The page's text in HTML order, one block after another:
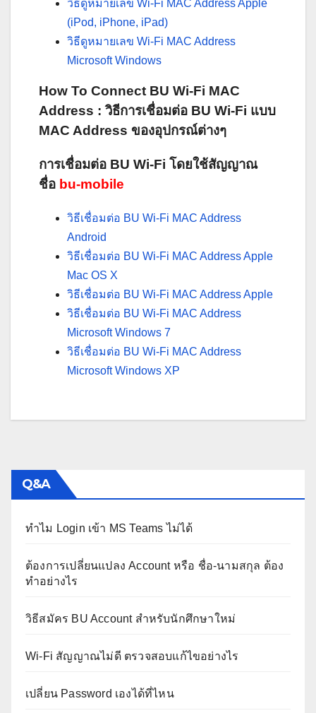
วิธีดูหมายเลข Wi-Fi MAC Address Apple
(iPod, iPhone, iPad)
วิธีดูหมายเลข Wi-Fi MAC Address
Microsoft Windows
How To Connect BU Wi-Fi MAC
Address : วิธีการเชื่อมต่อ BU Wi-Fi แบบ
MAC Address ของอุปกรณ์ต่างๆ
การเชื่อมต่อ BU Wi-Fi โดยใช้สัญญาณ
ชื่อ bu-mobile
วิธีเชื่อมต่อ BU Wi-Fi MAC Address
Android
วิธีเชื่อมต่อ BU Wi-Fi MAC Address Apple
Mac OS X
วิธีเชื่อมต่อ BU Wi-Fi MAC Address Apple
วิธีเชื่อมต่อ BU Wi-Fi MAC Address
Microsoft Windows 7
วิธีเชื่อมต่อ BU Wi-Fi MAC Address
Microsoft Windows XP
Q&A
ทำไม Login เข้า MS Teams ไม่ได้
ต้องการเปลี่ยนแปลง Account หรือ ชื่อ-นามสกุล ต้อง
ทำอย่างไร
วิธีสมัคร BU Account สำหรับนักศึกษาใหม่
Wi-Fi สัญญาณไม่ดี ตรวจสอบแก้ไขอย่างไร
เปลี่ยน Password เองได้ที่ไหน